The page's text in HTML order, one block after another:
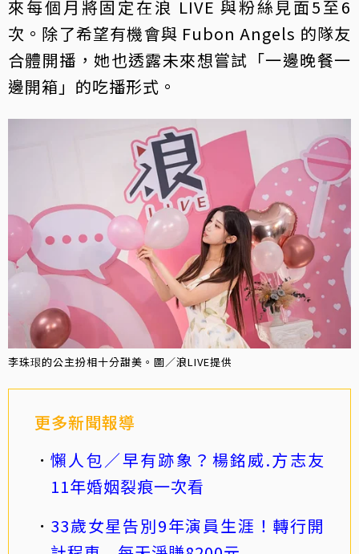
來每個月將固定在浪 LIVE 與粉絲見面5至6
次。除了希望有機會與 Fubon Angels 的隊友
合體開播，她也透露未來想嘗試「一邊晚餐一
邊開箱」的吃播形式。
李珠珢的公主扮相十分甜美。圖／浪LIVE提供
更多新聞報導
懶人包／早有跡象？楊銘威.方志友
11年婚姻裂痕一次看
33歲女星告別9年演員生涯！轉行開